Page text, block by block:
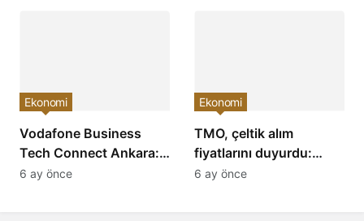
Vodafone Business
Tech Connect Ankara:
Teknoloji Devrimi
Ekonomi
6 ay önce
TMO, çeltik alım
fiyatlarını duyurdu:
Baldo, cammeo ve
Ekonomi
6 ay önce